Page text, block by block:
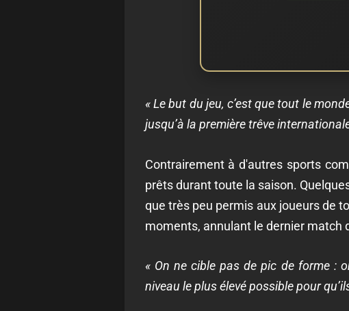
« Le but du jeu, c’est que tout le
jusqu’à la première trêve
Contrairement à d'autres sports
prêts durant toute la saison.
que très peu permis aux joueurs de
moments, annulant le dernier match
« On ne cible pas de pic de forme :
niveau le plus élevé possible pour